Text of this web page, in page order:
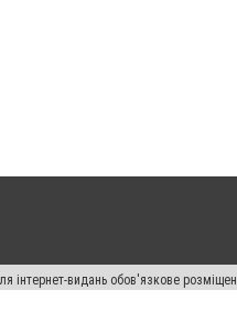
інтернет-видань обов'язкове